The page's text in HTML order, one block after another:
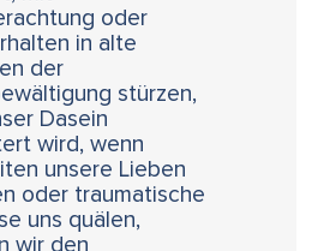
oder
in alte
der
stürzen,
Dasein
wird, wenn
unsere Lieben
oder traumatische
uns quälen,
wir den